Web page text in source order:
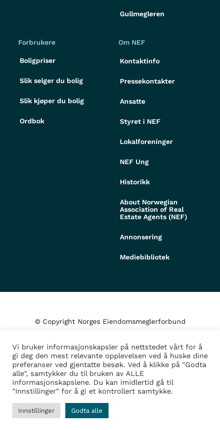
Gullmegleren
Forbrukere
Boligpriser
Slik selger du bolig
Slik kjøper du bolig
Ordbok
Om NEF
Kontaktinfo
Pressekontakter
Ansatte
Styret i NEF
Lokalforeninger
NEF Ung
Historikk
About Norwegian
Association of Real
Estate Agents (NEF)
Annonsering
Mediebibliotek
© Copyright Norges Eiendomsmeglerforbund
Personvern og cookies
Administrer samtykke
Design/Utvikling avFortress
Vi bruker informasjonskapsler på nettstedet vårt for å
gi deg den mest relevante opplevelsen ved å huske dine
preferanser ved gjentatte besøk. Ved å klikke på "Godta
alle", samtykker du til bruken av ALLE
informasjonskapslene. Du kan imidlertid gå til
"Innstillinger" for å gi et kontrollert samtykke.
Innstillinger Godta alle